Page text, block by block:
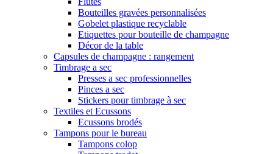
Bouteilles gravées personnalisées
Gobelet plastique recyclable
Etiquettes pour bouteille de champagne
Décor de la table
Capsules de champagne : rangement
Timbrage a sec
Presses a sec professionnelles
Pinces a sec
Stickers pour timbrage à sec
Textiles et Ecussons
Ecussons brodés
Tampons pour le bureau
Tampons colop